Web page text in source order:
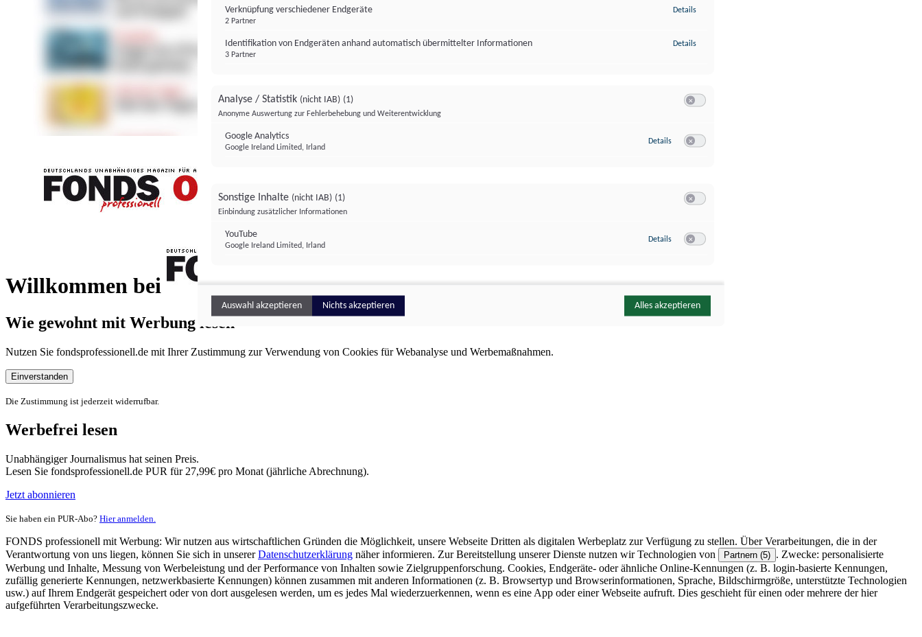
Willkommen bei
FONDS professionell
Wie gewohnt mit Werbung lesen
Nutzen Sie fondsprofessionell.de mit Ihrer Zustimmung zur Verwendung von Cookies für Webanalyse und Werbemaßnahmen.
Einverstanden
Die Zustimmung ist jederzeit widerrufbar.
Werbefrei lesen
Unabhängiger Journalismus hat seinen Preis.
Lesen Sie fondsprofessionell.de PUR für 27,99€ pro Monat (jährliche Abrechnung).
Jetzt abonnieren
Sie haben ein PUR-Abo? Hier anmelden.
FONDS professionell mit Werbung: Wir nutzen aus wirtschaftlichen Gründen die Möglichkeit, unsere Webseite Dritten als digitalen Werbeplatz zur Verfügung zu stellen. Über Verarbeitungen, die in der
Verantwortung von uns liegen, können Sie sich in unsererDatenschutzerklärung näher informieren. Zur Bereitstellung unserer Dienste nutzen wir Technologien von Partnern (5) . Zwecke: personalisierte
Werbung und Inhalte, Messung von Werbeleistung und der Performance von Inhalten sowie Zielgruppenforschung. Cookies, Endgeräte- oder ähnliche Online-Kennungen (z. B. login-basierte Kennungen,
zufällig generierte Kennungen, netzwerkbasierte Kennungen) können zusammen mit anderen Informationen (z. B. Browsertyp und Browserinformationen, Sprache, Bildschirmgröße, unterstützte Technologien
usw.) auf Ihrem Endgerät gespeichert oder von dort ausgelesen werden, um es jedes Mal wiederzuerkennen, wenn es eine App oder einer Webseite aufruft. Dies geschieht für einen oder mehrere der hier
aufgeführten Verarbeitungszwecke.
Verknüpfung verschiedener Endgeräte
2 Partner
Details
Identifikation von Endgeräten anhand automatisch übermittelter Informationen
3 Partner
Details
Analyse / Statistik (nicht IAB) (1)
Anonyme Auswertung zur Fehlerbehebung und Weiterentwicklung
Google Analytics
Google Ireland Limited, Irland
Details zu Google Analytics
Sonstige Inhalte (nicht IAB) (1)
Einbindung zusätzlicher Informationen
YouTube
Google Ireland Limited, Irland
Details zu YouTube
Auswahl akzeptieren Nichts akzeptieren Alles akzeptieren